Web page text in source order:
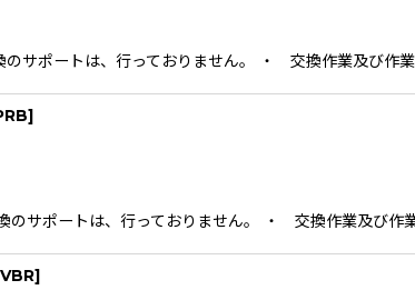
ポートは、行っておりません。 ・ 交換作業及び作
]
ポートは、行っておりません。 ・ 交換作業及び作
]